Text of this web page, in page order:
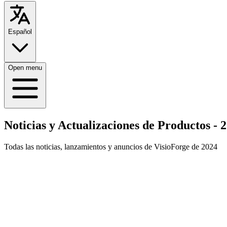
Español
Open menu
Noticias y Actualizaciones de Productos -
Todas las noticias, lanzamientos y anuncios de VisioForge de 2024